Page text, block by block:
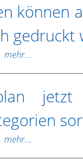
können
gedruckt
mehr...
mehr...